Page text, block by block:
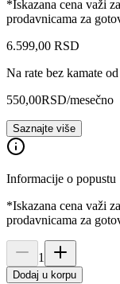
*Iskazana cena važi
prodavnicama za
6.599,00 RSD
Na rate bez kamate od
550,00RSD/mesečno
Saznajte više
Informacije o popustu
*Iskazana cena važi
prodavnicama za
1
Dodaj u korpu